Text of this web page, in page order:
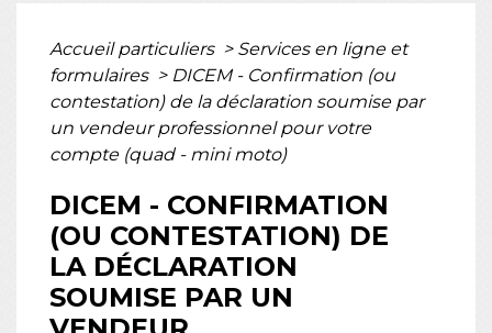
Accueil particuliers > Services en ligne et
formulaires > DICEM - Confirmation (ou
contestation) de la déclaration soumise par
un vendeur professionnel pour votre
compte (quad - mini moto)
DICEM - CONFIRMATION
(OU CONTESTATION) DE
LA DÉCLARATION
SOUMISE PAR UN